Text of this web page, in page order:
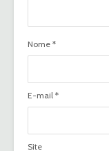
Nome *
E-mail *
Site